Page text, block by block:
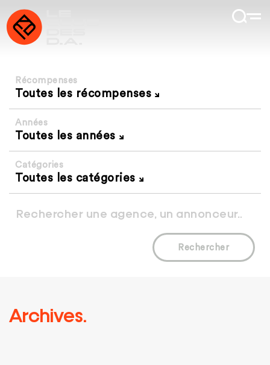
Récompenses
Toutes les récompenses
Années
Toutes les années
Catégories
Toutes les catégories
Rechercher
Archives.